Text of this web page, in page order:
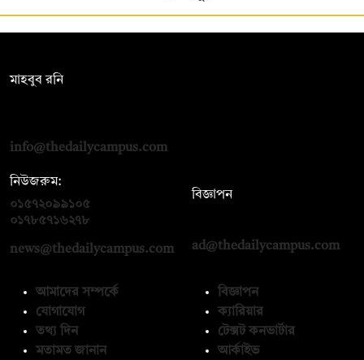
মাহবুব রনি
info@thedailycampus.com
নিউজরুম:
০১৫৭২০৯৯১০৫
০১৭৮৫৭১৬২৭৮
news@thedailycampus.com
বিজ্ঞাপন
ad@thedailycampus.com
আমাদের সম্পর্কে
যোগাযোগ
তথ্য দিন
মতামত জানান
বিজ্ঞাপন
ক্যারিয়ার
টেক্সট কনভার্টার
আর্কাইভ